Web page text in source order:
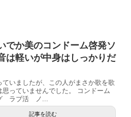
でか美のコンドーム啓発ソ
は軽いが中身はしっかりだ
ていましたが、この人がまさか歌を歌
思っていませんでした。 コンドーム
ラブ活 ノ...
記事を読む